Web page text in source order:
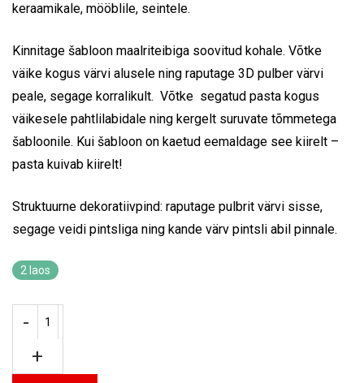
keraamikale, mööblile, seintele.
Kinnitage šabloon maalriteibiga soovitud kohale. Võtke
väike kogus värvi alusele ning raputage 3D pulber värvi
peale, segage korralikult. Võtke segatud pasta kogus
väikesele pahtlilabidale ning kergelt suruvate tõmmetega
šabloonile. Kui šabloon on kaetud eemaldage see kiirelt –
pasta kuivab kiirelt!
Struktuurne dekoratiivpind: raputage pulbrit värvi sisse,
segage veidi pintsliga ning kande värv pintsli abil pinnale.
2 laos